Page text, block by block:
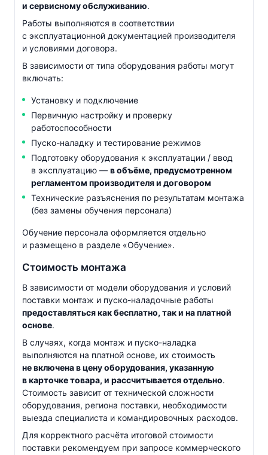
и сервисному обслуживанию.
Работы выполняются в соответствии
с эксплуатационной документацией производителя
и условиями договора.
В зависимости от типа оборудования работы могут
включать:
Установку и подключение
Первичную настройку и проверку
работоспособности
Пуско-наладку и тестирование режимов
Подготовку оборудования к эксплуатации / ввод
в эксплуатацию — в объёме, предусмотренном
регламентом производителя и договором
Технические разъяснения по результатам монтажа
(без замены обучения персонала)
Обучение персонала оформляется отдельно
и размещено в разделе «Обучение».
Стоимость монтажа
В зависимости от модели оборудования и условий
поставки монтаж и пуско-наладочные работы
предоставляться как бесплатно, так и на платной
основе.
В случаях, когда монтаж и пуско-наладка
выполняются на платной основе, их стоимость
не включена в цену оборудования, указанную
в карточке товара, и рассчитывается отдельно.
Стоимость зависит от технической сложности
оборудования, региона поставки, необходимости
выезда специалиста и командировочных расходов.
Для корректного расчёта итоговой стоимости
поставки рекомендуем при запросе коммерческого